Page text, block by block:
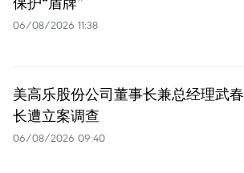
06/08/2026 11:38
美高乐股份公司董事长兼总经理武春
长遭立案调查
06/08/2026 09:40